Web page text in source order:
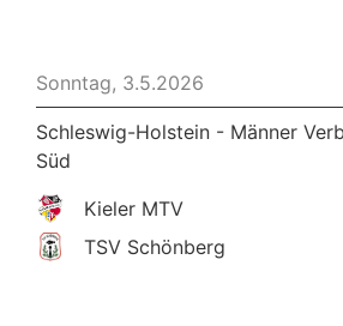
Sonntag, 3.5.2026
Schleswig-Holstein - Männer
Süd
Kieler MTV
TSV Schönberg